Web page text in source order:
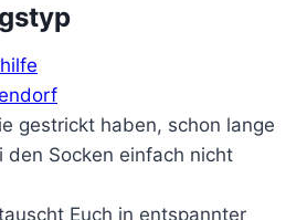
gestrickt haben, schon lange
den Socken einfach nicht
Euch in entspannter